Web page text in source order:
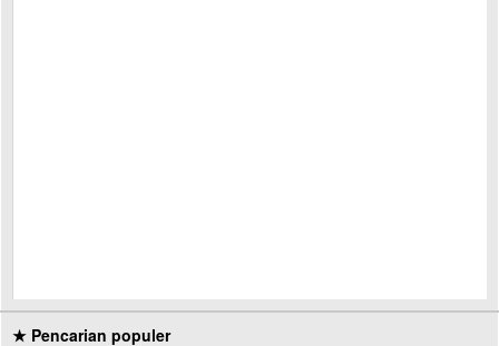
★ Pencarian populer